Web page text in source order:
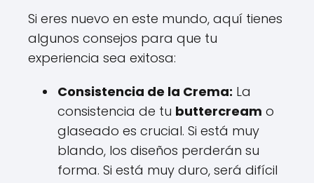
Si eres nuevo en este mundo, aquí tienes
algunos consejos para que tu
experiencia sea exitosa:
Consistencia de la Crema: La
consistencia de tu buttercream o
glaseado es crucial. Si está muy
blando, los diseños perderán su
forma. Si está muy duro, será difícil